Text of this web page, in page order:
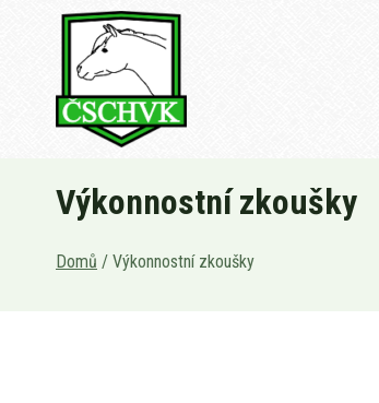
Přeskočit
Výkonnostní zkoušky
Domů / Výkonnostní zkoušky